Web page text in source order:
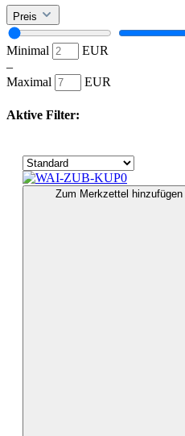
Preis
Minimal
EUR
–
Maximal
EUR
Aktive Filter:
Zum Merkzettel hinzufügen